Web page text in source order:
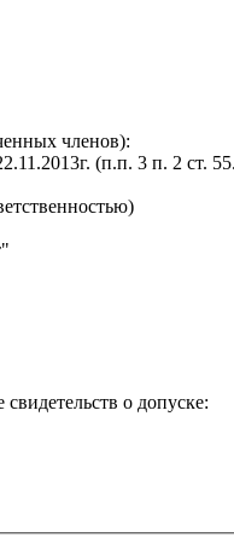
членов):
(п.п. 3 п. 2 ст.
о допуске: